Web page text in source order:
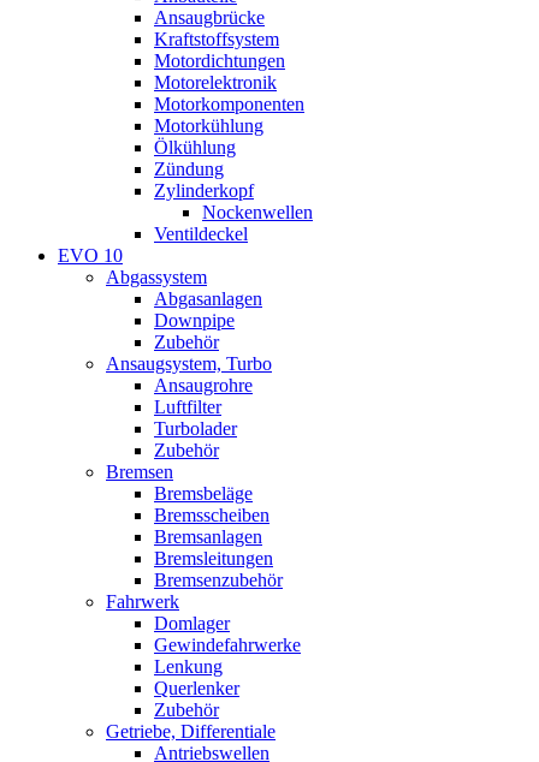
Ansaugbrücke
Kraftstoffsystem
Motordichtungen
Motorelektronik
Motorkomponenten
Motorkühlung
Ölkühlung
Zündung
Zylinderkopf
Nockenwellen
Ventildeckel
EVO 10
Abgassystem
Abgasanlagen
Downpipe
Zubehör
Ansaugsystem, Turbo
Ansaugrohre
Luftfilter
Turbolader
Zubehör
Bremsen
Bremsbeläge
Bremsscheiben
Bremsanlagen
Bremsleitungen
Bremsenzubehör
Fahrwerk
Domlager
Gewindefahrwerke
Lenkung
Querlenker
Zubehör
Getriebe, Differentiale
Antriebswellen